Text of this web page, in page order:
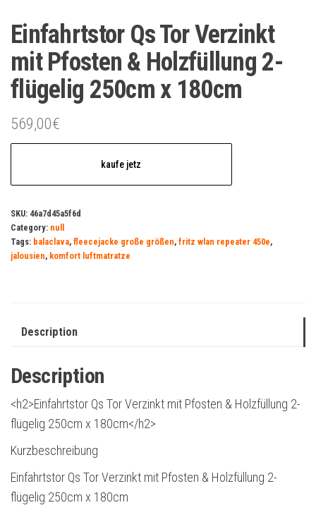
Einfahrtstor Qs Tor Verzinkt
mit Pfosten & Holzfüllung 2-
flügelig 250cm x 180cm
569,00€
kaufe jetz
SKU: 46a7d45a5f6d
Category: null
Tags: balaclava, fleecejacke große größen, fritz wlan repeater 450e,
jalousien, komfort luftmatratze
Description
Description
<h2>Einfahrtstor Qs Tor Verzinkt mit Pfosten & Holzfüllung 2-
flügelig 250cm x 180cm</h2>
Kurzbeschreibung
Einfahrtstor Qs Tor Verzinkt mit Pfosten & Holzfüllung 2-
flügelig 250cm x 180cm